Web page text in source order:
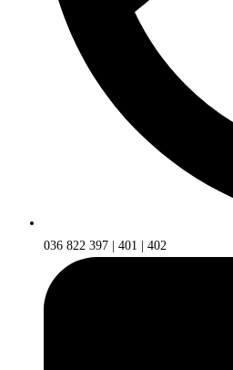
036 822 397 | 401 | 402